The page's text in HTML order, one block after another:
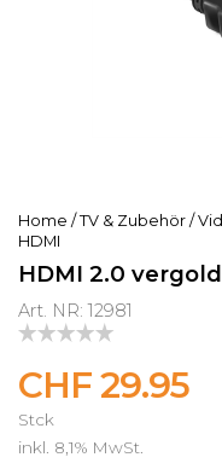
Home / TV & Zubehör /
HDMI
HDMI 2.0
Art. NR: 12981
CHF 29.95
Stck
inkl. 8,1% MwSt.